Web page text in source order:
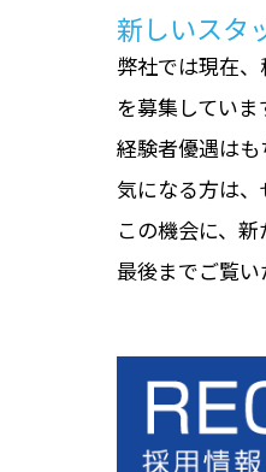
新しいスタ
弊社では現在
を募集していま
経験者優遇はも
気になる方は、
この機会に、
最後までご覧い